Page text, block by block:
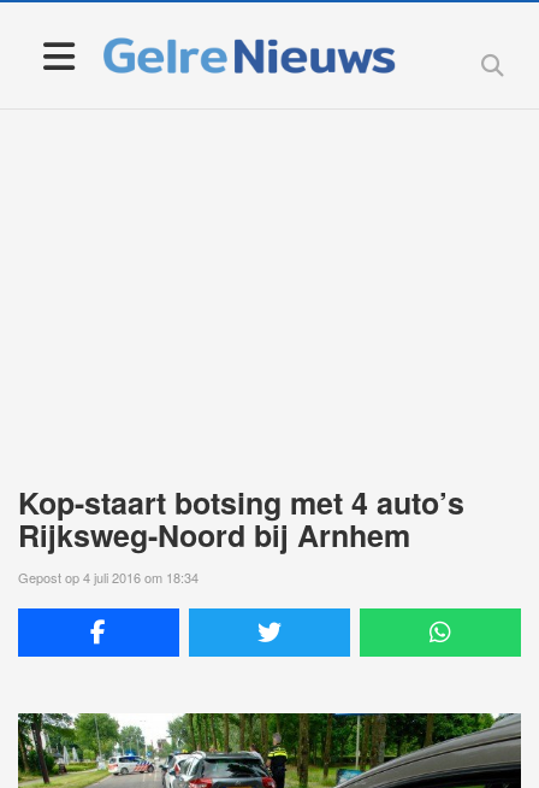
Kop-staart botsing met 4 auto’s
Rijksweg-Noord bij Arnhem
Gepost op 4 juli 2016 om 18:34